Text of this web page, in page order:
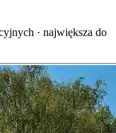
· największa do